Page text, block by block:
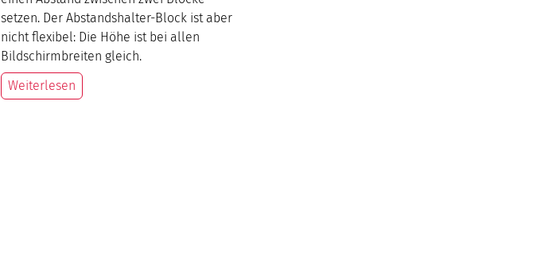
setzen. Der Abstandshalter-Block ist aber
nicht flexibel: Die Höhe ist bei allen
Bildschirmbreiten gleich.
Weiterlesen